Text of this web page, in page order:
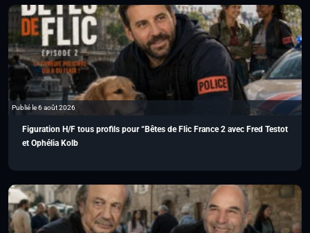
Publié le 6 août 2026
Figuration H/F tous profils pour “Bêtes de Flic France 2 avec Fred Testot
et Ophélia Kolb